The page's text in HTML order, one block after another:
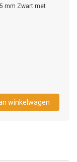
mm Zwart met
winkelwagen